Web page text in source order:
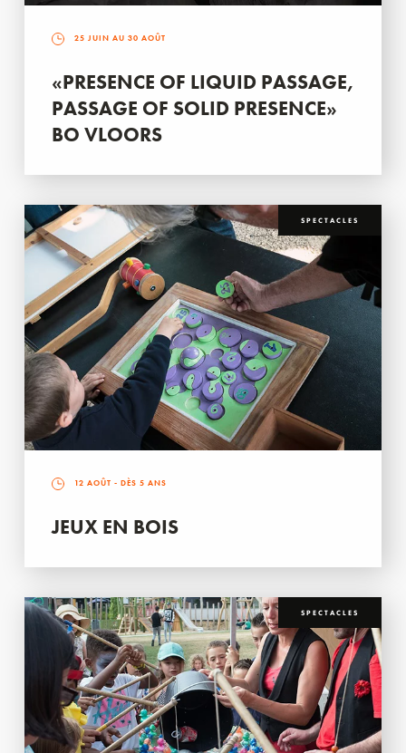
25 JUIN AU 30 AOÛT
«PRESENCE OF LIQUID PASSAGE,
PASSAGE OF SOLID PRESENCE»
BO VLOORS
SPECTACLES
12 AOÛT - DÈS 5 ANS
JEUX EN BOIS
SPECTACLES